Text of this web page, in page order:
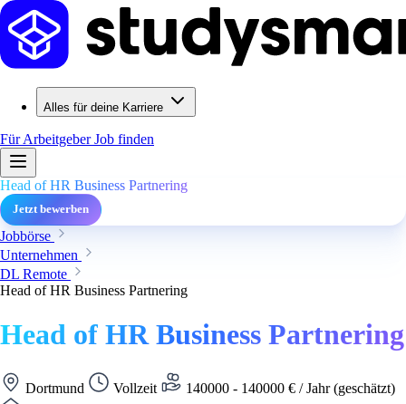
Alles für deine Karriere
Für ArbeitgeberJob finden
Head of HR Business Partnering
Jetzt bewerben
Jobbörse
Unternehmen
DL Remote
Head of HR Business Partnering
Head of HR Business Partnering
Dortmund Vollzeit
140000 - 140000 € / Jahr (geschätzt)